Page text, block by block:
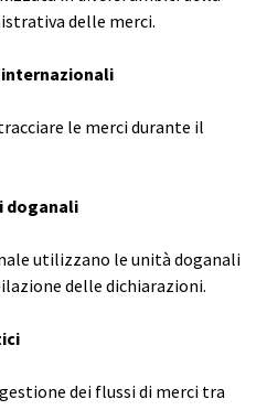
delle merci.
le merci durante il
doganali
utilizzano le unità doganali
delle dichiarazioni.
dei flussi di merci tra